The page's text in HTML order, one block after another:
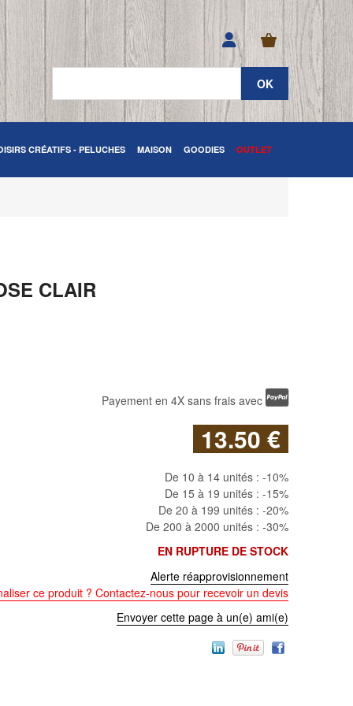
CRÉATIFS - PELUCHES MAISON GOODIES OUTLET
CLAIR
Payement en 4X sans frais avec
13.50 €
De 10 à 14 unités : -10%
De 15 à 19 unités : -15%
De 20 à 199 unités : -20%
De 200 à 2000 unités : -30%
EN RUPTURE DE STOCK
Alerte réapprovisionnement
ce produit ? Contactez-nous pour recevoir un devis
Envoyer cette page à un(e) ami(e)